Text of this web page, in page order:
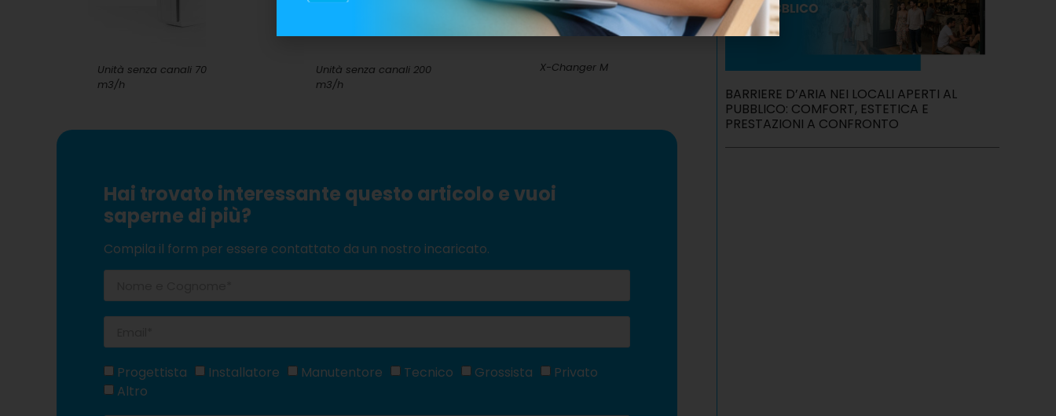
Unità senza canali 70
m3/h
Unità senza canali 200
m3/h
X-Changer M
Hai trovato interessante questo articolo e vuoi
saperne di più?
Compila il form per essere contattato da un nostro incaricato.
Progettista Installatore Manutentore Tecnico Grossista
Privato
Altro
BARRIERE D’ARIA NEI LOCALI APERTI AL
PUBBLICO: COMFORT, ESTETICA E
PRESTAZIONI A CONFRONTO